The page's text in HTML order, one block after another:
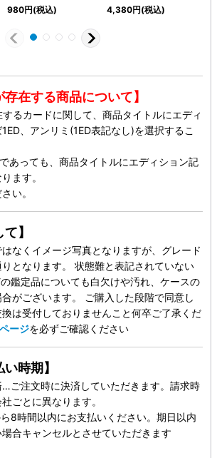
980円(税込)
4,380円(税込)
存在する商品について】
るカードに関して、商品タイトルにエディ
、アンリミ(1ED表記なし)を選択するこ
あっても、商品タイトルにエディション記
ます。
い。
】
なくイメージ写真となりますが、グレード
となります。 状態難と表記されていない
鑑定品についても白欠けや汚れ、ケースの
がございます。 ご購入した段階で同意し
は受付しておりませんこと何卒ご了承くだ
ージを必ずご確認ください
時期】
ご注文時に決済していただきます。請求時
ごとに異なります。
8時間以内にお支払いください。期日以内
合キャンセルとさせていただきます